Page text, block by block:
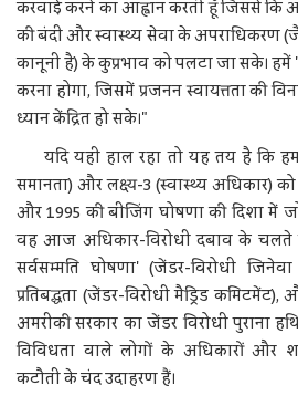
करवाई करने का आह्वान करती हूँ जिससे कि
की बंदी और स्वास्थ्य सेवा के अपराधिकरण
कानूनी है) के कुप्रभाव को पलटा जा सके। हमें
करना होगा, जिसमें प्रजनन स्वायत्तता की
ध्यान केंद्रित हो सके।"
यदि यही हाल रहा तो यह तय है कि
समानता) और लक्ष्य-3 (स्वास्थ्य अधिकार)
और 1995 की बीजिंग घोषणा की दिशा में
वह आज अधिकार-विरोधी दबाव के चलते
सर्वसम्मति घोषणा' (जेंडर-विरोधी
प्रतिबद्धता (जेंडर-विरोधी मैड्रिड
अमरीकी सरकार का जेंडर विरोधी पुराना
विविधता वाले लोगों के अधिकारों और
कटौती के चंद उदाहरण हैं।